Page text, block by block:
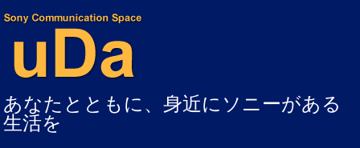
あなたとともに、身近にソニーがある
生活を